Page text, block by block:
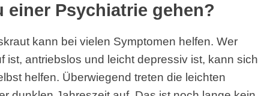
einer Psychiatrie gehen?
kann bei vielen Symptomen helfen. Wer
ist, antriebslos und leicht depressiv ist, kann sich
helfen. Überwiegend treten die leichten